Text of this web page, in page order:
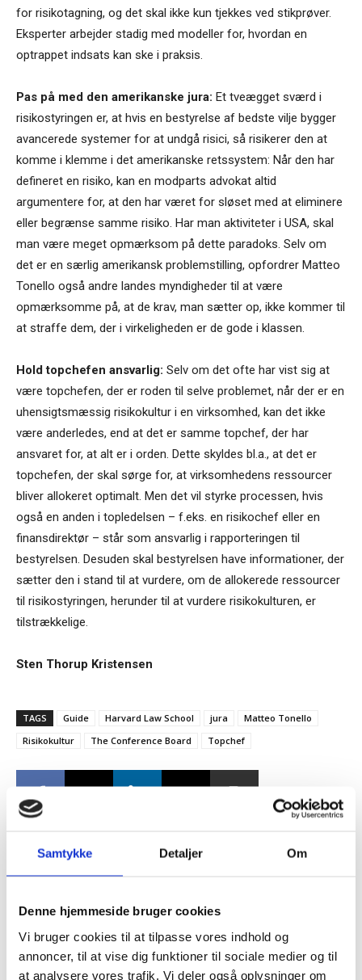
Samtykke Detaljer Om
Denne hjemmeside bruger cookies
Vi bruger cookies til at tilpasse vores indhold og
annoncer, til at vise dig funktioner til sociale medier og til
at analysere vores trafik. Vi deler også oplysninger om
for risikotagning, og det skal ikke kun tjekkes ved stikprøver.
Eksperter arbejder stadig med modeller for, hvordan en
optrappet indsats kan ske i praksis.
Pas på med den amerikanske jura: Et tveægget sværd i
risikostyringen er, at hvis en bestyrelse af bedste vilje bygger
avancerede systemer for at undgå risici, så risikerer den at
komme i klemme i det amerikanske retssystem: Når den har
defineret en risiko, kan en modparts advokat altid
argumentere for, at den har været for sløset med at eliminere
eller begrænse samme risiko. Har man aktiviteter i USA, skal
man være meget opmærksom på dette paradoks. Selv om
det er en særlig amerikansk problemstilling, opfordrer Matteo
Tonello også andre landes myndigheder til at være
opmærksomme på, at de krav, man sætter op, ikke kommer til
at straffe dem, der i virkeligheden er de gode i klassen.
Hold topchefen ansvarlig: Selv om det ofte har vist sig at
være topchefen, der er roden til selve problemet, når der er en
uhensigtsmæssig risikokultur i en virksomhed, kan det ikke
være anderledes, end at det er samme topchef, der har
ansvaret for, at alt er i orden. Dette skyldes bl.a., at det er
topchefen, der skal sørge for, at virksomhedens ressourcer
bliver allokeret optimalt. Men det vil styrke processen, hvis
også en anden i topledelsen – f.eks. en risikochef eller en
finansdirektør – står som ansvarlig i rapporteringen til
bestyrelsen. Desuden skal bestyrelsen have informationer, der
sætter den i stand til at vurdere, om de allokerede ressourcer
til risikostyringen, herunder til at vurdere risikokulturen, er
tilstrækkelige.
Sten Thorup Kristensen
TAGS Guide Harvard Law School jura
Matteo Tonello
Risikokultur
The Conference Board Topchef
Guide: Genopfind den
meningsfulde virksomhed
Tilmeld dig vores
nyhedsbrev
– og modtag Ole Borchs bog
“Succes i en dansk bestyrelse”